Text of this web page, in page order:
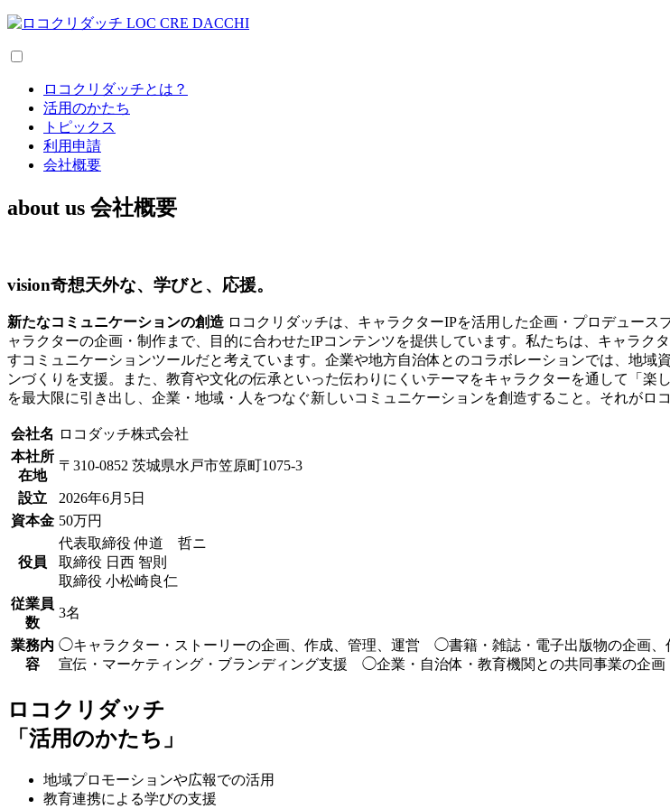
ロコクリダッチとは？
活用のかたち
トピックス
利用申請
会社概要
about us 会社概要
vision奇想天外な、学びと、応援。
新たなコミュニケーションの創造 ロコクリダッチは、キャラクターIPを活用した企画・プロデュー
ャラクターの企画・制作まで、目的に合わせたIPコンテンツを提供しています。私たちは、キャラ
すコミュニケーションツールだと考えています。企業や地方自治体とのコラボレーションでは、地
ンづくりを支援。また、教育や文化の伝承といった伝わりにくいテーマをキャラクターを通して「
を最大限に引き出し、企業・地域・人をつなぐ新しいコミュニケーションを創造すること。それがロ
会社名 ロコダッチ株式会社
本社所
在地
〒310-0852 茨城県水戸市笠原町1075-3
設立
2026年6月5日
資本金 50万円
役員
代表取締役 仲道 哲ニ
取締役 日西 智則
取締役 小松崎良仁
従業員
数
3名
業務内
容
◯キャラクター・ストーリーの企画、作成、管理、運営 ◯書籍・雑誌・電子出版物の企
宣伝・マーケティング・ブランディング支援 ◯企業・自治体・教育機関との共同事業の企画
ロコクリダッチ
「活用のかたち」
地域プロモーションや広報での活用
教育連携による学びの支援